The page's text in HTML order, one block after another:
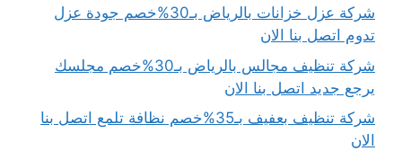
شركة عزل خزانات بالرياض بـ30%خصم جودة عزل
تدوم اتصل بنا الان
شركة تنظيف مجالس بالرياض بـ30%خصم مجلسك
يرجع جديد اتصل بنا الان
شركة تنظيف بعفيف بـ35%خصم نظافة تلمع اتصل بنا
الان